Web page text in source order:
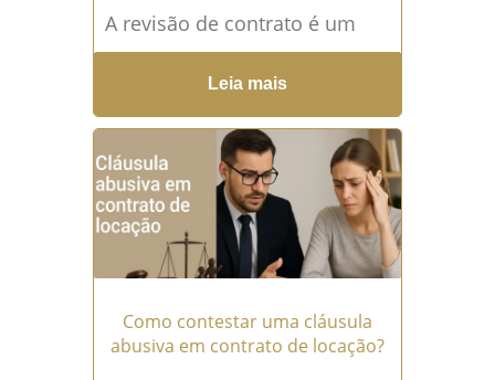
A revisão de contrato é um
instrumento jurídico que
consiste na análise e, se...
mais →
Leia mais
Como contestar uma cláusula
abusiva em contrato de locação?